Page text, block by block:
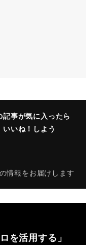
記事が気に入ったら
いいね！しよう
情報をお届けします
を活用する」